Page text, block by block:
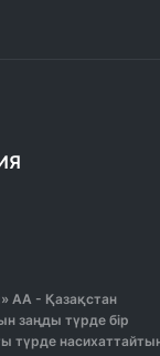
АА - Қазақстан
заңды түрде бір
түрде